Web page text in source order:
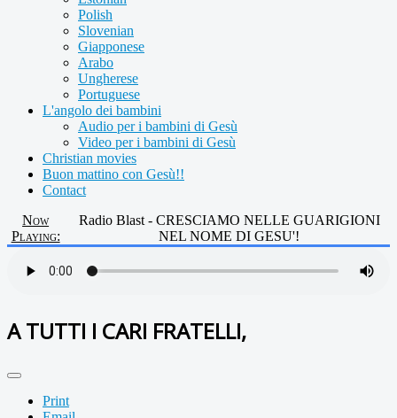
Polish
Slovenian
Giapponese
Arabo
Ungherese
Portuguese
L'angolo dei bambini
Audio per i bambini di Gesù
Video per i bambini di Gesù
Christian movies
Buon mattino con Gesù!!
Contact
Now
Playing:
Radio Blast - CRESCIAMO NELLE GUARIGIONI
NEL NOME DI GESU'!
A TUTTI I CARI FRATELLI,
Print